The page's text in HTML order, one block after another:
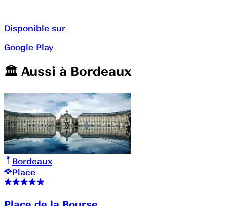
Disponible sur
Google Play
🏛️️ Aussi à Bordeaux
Bordeaux
Place